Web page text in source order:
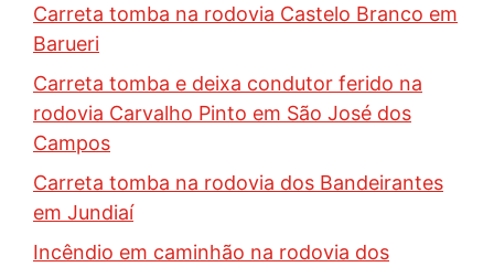
Carreta tomba na rodovia Castelo Branco em
Barueri
Carreta tomba e deixa condutor ferido na
rodovia Carvalho Pinto em São José dos
Campos
Carreta tomba na rodovia dos Bandeirantes
em Jundiaí
Incêndio em caminhão na rodovia dos